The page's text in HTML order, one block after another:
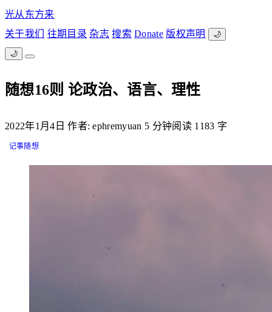
光从东方来
关于我们
往期目录 杂志 搜索 Donate 版权声明 🌙
🌙
随想16则 论政治、语言、理性
2022年1月4日 作者: ephremyuan 5 分钟阅读 1183 字
记事随想